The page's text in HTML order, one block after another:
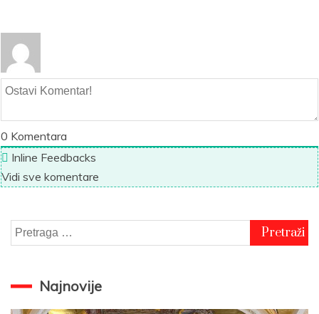
0 Komentara
Inline Feedbacks
Vidi sve komentare
Pretraga
za:
Najnovije